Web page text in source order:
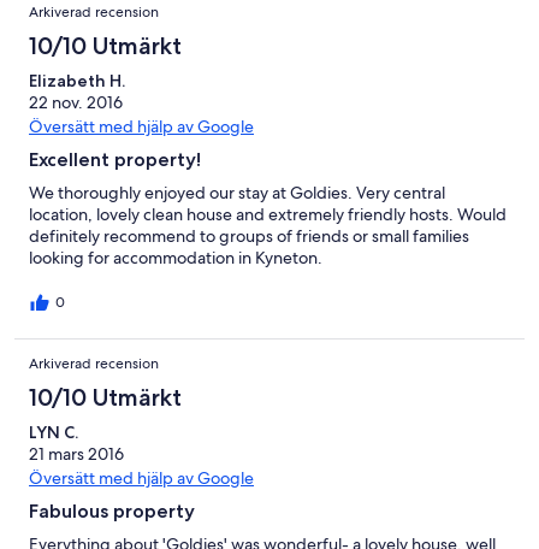
Arkiverad recension
10/10 Utmärkt
Elizabeth H.
22 nov. 2016
Översätt med hjälp av Google
Excellent property!
We thoroughly enjoyed our stay at Goldies. Very central
location, lovely clean house and extremely friendly hosts. Would
definitely recommend to groups of friends or small families
looking for accommodation in Kyneton.
0
Arkiverad recension
10/10 Utmärkt
LYN C.
21 mars 2016
Översätt med hjälp av Google
Fabulous property